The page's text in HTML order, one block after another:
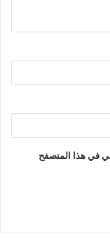
في هذا المتصفح